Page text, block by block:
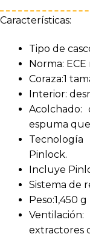
Características:
Tipo de
Norma:
Coraza:1
Interior:
Acolchado:
espuma
Pinlock.
Incluye
Sistema de
Peso:1,450 g
extractores